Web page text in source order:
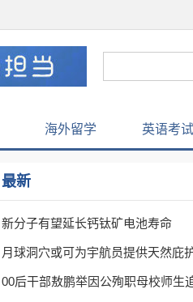
海外留学 英语考试
最新
新分子有望延长钙钛矿电池寿命
月球洞穴或可为宇航员提供天然庇
00后干部敖鹏举因公殉职母校师生